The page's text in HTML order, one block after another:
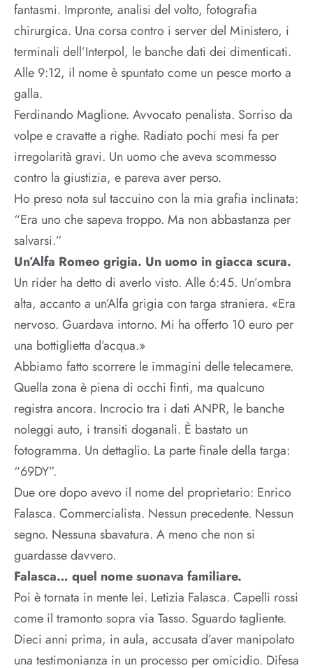
fantasmi. Impronte, analisi del volto, fotografia
chirurgica. Una corsa contro i server del Ministero, i
terminali dell’Interpol, le banche dati dei dimenticati.
Alle 9:12, il nome è spuntato come un pesce morto a
galla.
Ferdinando Maglione. Avvocato penalista. Sorriso da
volpe e cravatte a righe. Radiato pochi mesi fa per
irregolarità gravi. Un uomo che aveva scommesso
contro la giustizia, e pareva aver perso.
Ho preso nota sul taccuino con la mia grafia inclinata:
“Era uno che sapeva troppo. Ma non abbastanza per
salvarsi.”
Un’Alfa Romeo grigia. Un uomo in giacca scura.
Un rider ha detto di averlo visto. Alle 6:45. Un’ombra
alta, accanto a un’Alfa grigia con targa straniera. «Era
nervoso. Guardava intorno. Mi ha offerto 10 euro per
una bottiglietta d’acqua.»
Abbiamo fatto scorrere le immagini delle telecamere.
Quella zona è piena di occhi finti, ma qualcuno
registra ancora. Incrocio tra i dati ANPR, le banche
noleggi auto, i transiti doganali. È bastato un
fotogramma. Un dettaglio. La parte finale della targa:
“69DY”.
Due ore dopo avevo il nome del proprietario: Enrico
Falasca. Commercialista. Nessun precedente. Nessun
segno. Nessuna sbavatura. A meno che non si
guardasse davvero.
Falasca… quel nome suonava familiare.
Poi è tornata in mente lei. Letizia Falasca. Capelli rossi
come il tramonto sopra via Tasso. Sguardo tagliente.
Dieci anni prima, in aula, accusata d’aver manipolato
una testimonianza in un processo per omicidio. Difesa